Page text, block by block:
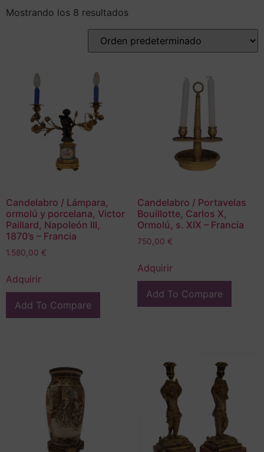
Mostrando los 8 resultados
Candelabro / Lámpara,
ormolú y porcelana, Victor
Paillard, Napoleón III,
1870’s – Francia
1.580,00 €
Adquirir
Add To Compare
Candelabro / Portavelas
Bouillotte, Carlos X,
Ormolú, s. XIX – Francia
750,00 €
Adquirir
Add To Compare